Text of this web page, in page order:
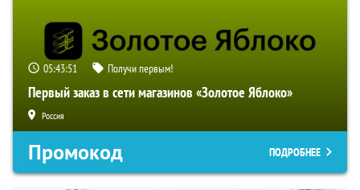
05:43:50 Получи первым!
Первый заказ в сети магазинов «Золотое Яблоко»
Россия
Промокод ПОДРОБНЕЕ